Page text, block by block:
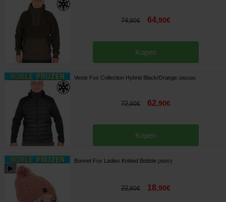
74,90€ 64,90€
Kopen
Veste Fox Collection Hybrid Black/Orange 269216A]
72,90€ 62,90€
Kopen
Bonnet Fox Ladies Knitted Bobble 269257]
22,90€ 18,90€